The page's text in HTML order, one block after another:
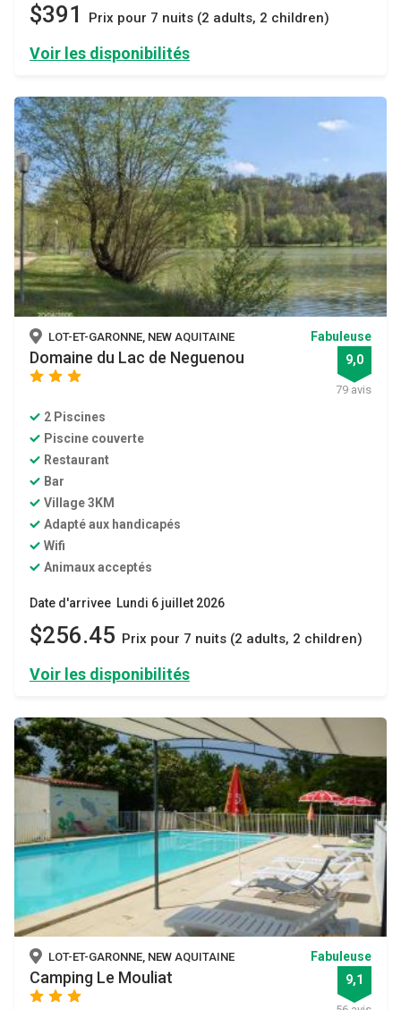
$391 Prix ​​pour 7 nuits (2 adults, 2 children)
Voir les disponibilités
LOT-ET-GARONNE, NEW AQUITAINE
Domaine du Lac de Neguenou
star star
Fabuleuse
9,0
79 avis
2 Piscines
Piscine couverte
Restaurant
Bar
Village 3KM
Adapté aux handicapés
Wifi
Animaux acceptés
Date d'arrivee Lundi 6 juillet 2026
$256.45 Prix ​​pour 7 nuits (2 adults, 2 children)
Voir les disponibilités
LOT-ET-GARONNE, NEW AQUITAINE
Camping Le Mouliat
star star
Fabuleuse
9,1